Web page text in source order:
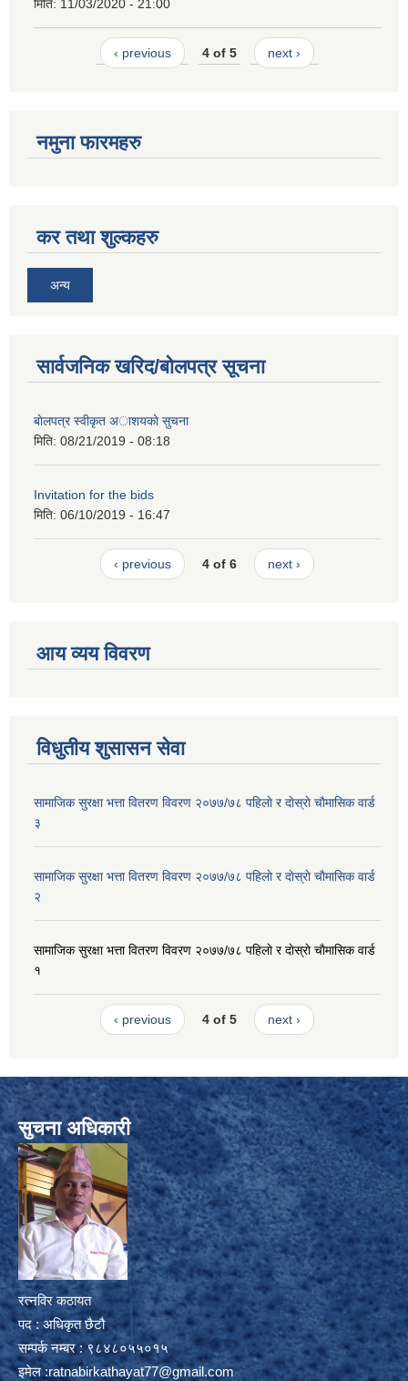
मिति: 11/03/2020 - 21:00
‹ previous 4 of 5 next ›
नमुना फारमहरु
कर तथा शुल्कहरु
अन्य
सार्वजनिक खरिद/बोलपत्र सूचना
बाेलपत्र स्वीकृत अाशयकाे सुचना
मिति: 08/21/2019 - 08:18
Invitation for the bids
मिति: 06/10/2019 - 16:47
‹ previous 4 of 6 next ›
आय व्यय विवरण
विधुतीय शुसासन सेवा
सामाजिक सुरक्षा भत्ता वितरण विवरण २०७७/७८ पहिलाे र दाेस्राे चाैमासिक वार्ड
३
सामाजिक सुरक्षा भत्ता वितरण विवरण २०७७/७८ पहिलाे र दाेस्राे चाैमासिक वार्ड
२
सामाजिक सुरक्षा भत्ता वितरण विवरण २०७७/७८ पहिलाे र दाेस्राे चाैमासिक वार्ड
१
‹ previous 4 of 5 next ›
सुचना अधिकारी
रत्नविर कठायत
पद : अधिकृत छैटौ
सम्पर्क नम्बर : ९८४८०५५०१५
इमेल :ratnabirkathayat77@gmail.com